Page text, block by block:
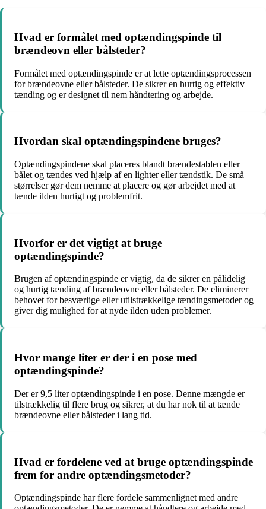
Hvad er formålet med optændingspinde til
brændeovn eller bålsteder?
Formålet med optændingspinde er at lette optændingsprocessen
for brændeovne eller bålsteder. De sikrer en hurtig og effektiv
tænding og er designet til nem håndtering og arbejde.
Hvordan skal optændingspindene bruges?
Optændingspindene skal placeres blandt brændestablen eller
bålet og tændes ved hjælp af en lighter eller tændstik. De små
størrelser gør dem nemme at placere og gør arbejdet med at
tænde ilden hurtigt og problemfrit.
Hvorfor er det vigtigt at bruge
optændingspinde?
Brugen af optændingspinde er vigtig, da de sikrer en pålidelig
og hurtig tænding af brændeovne eller bålsteder. De eliminerer
behovet for besværlige eller utilstrækkelige tændingsmetoder og
giver dig mulighed for at nyde ilden uden problemer.
Hvor mange liter er der i en pose med
optændingspinde?
Der er 9,5 liter optændingspinde i en pose. Denne mængde er
tilstrækkelig til flere brug og sikrer, at du har nok til at tænde
brændeovne eller bålsteder i lang tid.
Hvad er fordelene ved at bruge optændingspinde
frem for andre optændingsmetoder?
Optændingspinde har flere fordele sammenlignet med andre